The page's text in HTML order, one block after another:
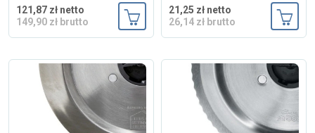
EFA: Historia i oferta
urządzeń dla przetwórstwa
mięsnego
121,87 zł netto
149,90 zł brutto
Dodaj do koszyka
21,25 zł netto
26,14 zł brutto